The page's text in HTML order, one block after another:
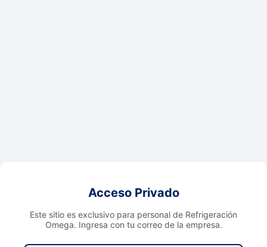
Acceso Privado
Este sitio es exclusivo para personal de Refrigeración
Omega. Ingresa con tu correo de la empresa.